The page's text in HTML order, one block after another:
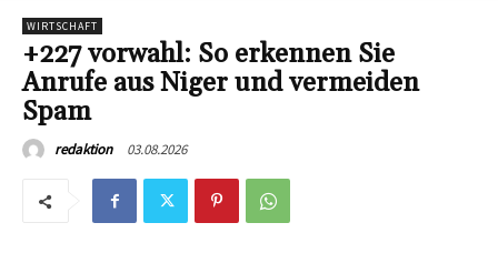
WIRTSCHAFT
+227 vorwahl: So erkennen Sie
Anrufe aus Niger und vermeiden
Spam
redaktion 03.08.2026